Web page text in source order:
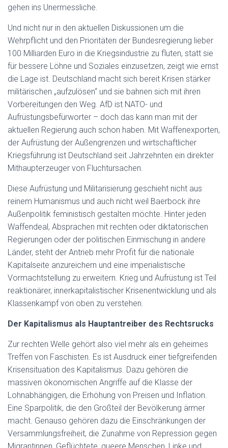
gehen ins Unermessliche.
Und nicht nur in den aktuellen Diskussionen um die
Wehrpflicht und den Prioritäten der Bundesregierung lieber
100 Milliarden Euro in die Kriegsindustrie zu fluten, statt sie
für bessere Löhne und Soziales einzusetzen, zeigt wie ernst
die Lage ist. Deutschland macht sich bereit Krisen stärker
militärischen „aufzulösen“ und sie bahnen sich mit ihren
Vorbereitungen den Weg. AfD ist NATO- und
Aufrüstungsbefürworter – doch das kann man mit der
aktuellen Regierung auch schon haben. Mit Waffenexporten,
der Aufrüstung der Außengrenzen und wirtschaftlicher
Kriegsführung ist Deutschland seit Jahrzehnten ein direkter
Mithaupterzeuger von Fluchtursachen.
Diese Aufrüstung und Militarisierung geschieht nicht aus
reinem Humanismus und auch nicht weil Baerbock ihre
Außenpolitik feministisch gestalten möchte. Hinter jeden
Waffendeal, Absprachen mit rechten oder diktatorischen
Regierungen oder der politischen Einmischung in andere
Länder, steht der Antrieb mehr Profit für die nationale
Kapitalseite anzureichern und eine imperialistische
Vormachtstellung zu erweitern. Krieg und Aufrüstung ist Teil
reaktionärer, innerkapitalistischer Krisenentwicklung und als
Klassenkampf von oben zu verstehen.
Der Kapitalismus als Hauptantreiber des Rechtsrucks
Zur rechten Welle gehört also viel mehr als ein geheimes
Treffen von Faschisten. Es ist Ausdruck einer tiefgreifenden
Krisensituation des Kapitalismus. Dazu gehören die
massiven ökonomischen Angriffe auf die Klasse der
Lohnabhängigen, die Erhöhung von Preisen und Inflation.
Eine Sparpolitik, die den Großteil der Bevölkerung ärmer
macht. Genauso gehören dazu die Einschränkungen der
Versammlungsfreiheit, die Zunahme von Repression gegen